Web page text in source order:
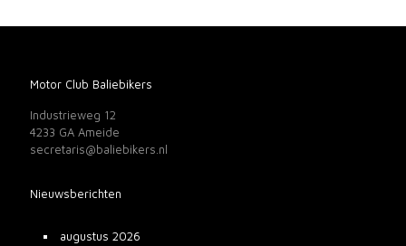
Motor Club Baliebikers
Industrieweg 12
4233 GA Ameide
secretaris@baliebikers.nl
Nieuwsberichten
augustus 2026